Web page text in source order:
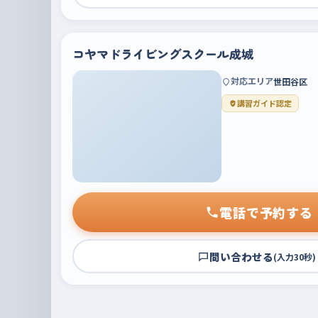
コヤマドライビングスクール成城
対応エリア世田谷区
講習ガイド認定
電話で予約する
問い合わせる(入力30秒)